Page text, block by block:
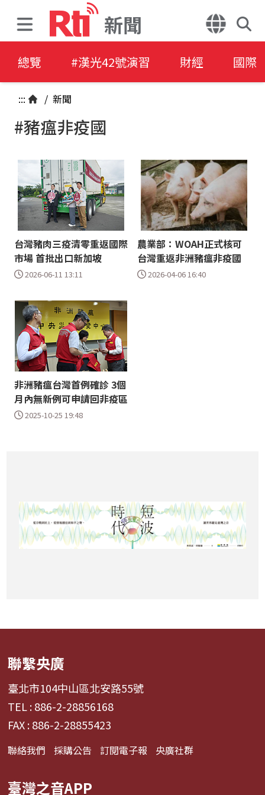
新聞
總覽 #漢光42號演習 財經 國際
::: / 新聞
#豬瘟非疫國
台灣豬肉三疫清零重返國際
市場 首批出口新加坡
2026-06-11 13:11
農業部：WOAH正式核可
台灣重返非洲豬瘟非疫國
2026-04-06 16:40
非洲豬瘟台灣首例確診 3個
月內無新例可申請回非疫區
2025-10-25 19:48
聯繫央廣
臺北市104中山區北安路55號
TEL : 886-2-28856168
FAX : 886-2-28855423
聯絡我們 採購公告 訂閱電子報 央廣社群
臺灣之音APP